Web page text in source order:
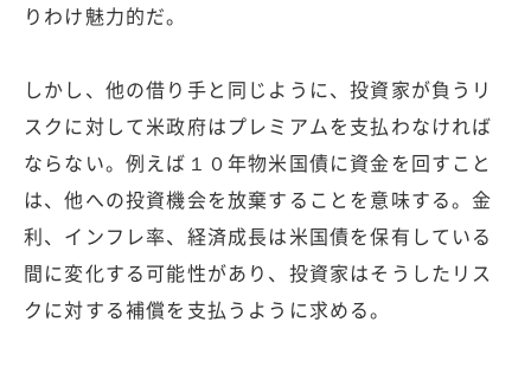
りわけ魅力的だ。
しかし、他の借り手と同じように、投資家が負うリ
スクに対して米政府はプレミアムを支払わなければ
ならない。例えば１０年物米国債に資金を回すこと
は、他への投資機会を放棄することを意味する。金
利、インフレ率、経済成長は米国債を保有している
間に変化する可能性があり、投資家はそうしたリス
クに対する補償を支払うように求める。